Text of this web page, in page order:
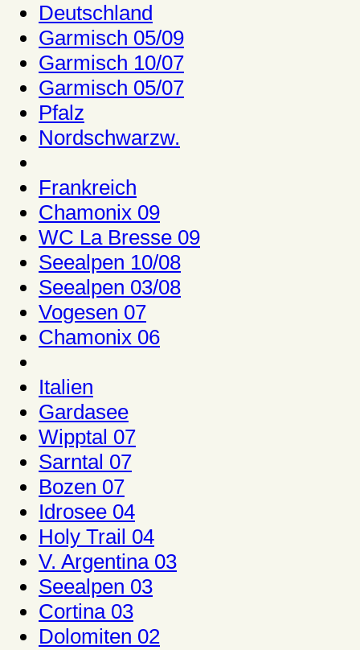
Deutschland
Garmisch 05/09
Garmisch 10/07
Garmisch 05/07
Pfalz
Nordschwarzw.
Frankreich
Chamonix 09
WC La Bresse 09
Seealpen 10/08
Seealpen 03/08
Vogesen 07
Chamonix 06
Italien
Gardasee
Wipptal 07
Sarntal 07
Bozen 07
Idrosee 04
Holy Trail 04
V. Argentina 03
Seealpen 03
Cortina 03
Dolomiten 02